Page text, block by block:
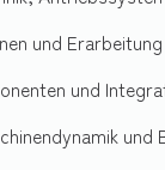
und
und